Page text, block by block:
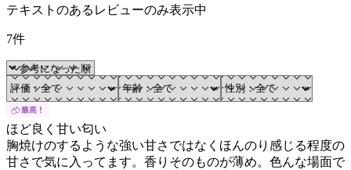
テキストのあるレビューのみ表示中
7件
ほど良く甘い匂い
胸焼けのするような強い甘さではなくほんのり感じる程度の
甘さで気に入ってます。香りそのものが薄め。色んな場面で